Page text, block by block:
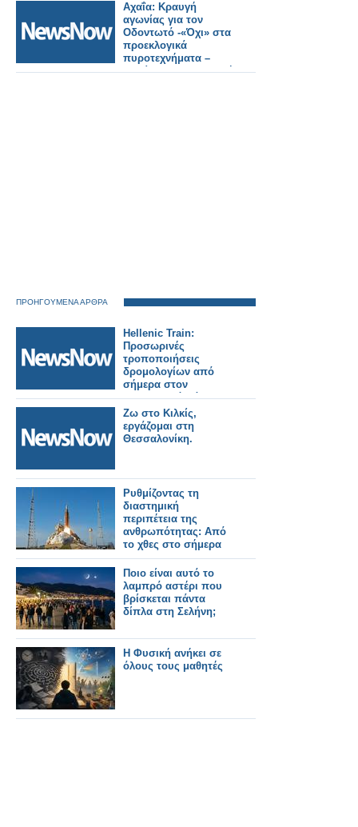
Αχαΐα: Κραυγή
αγωνίας για τον
Οδοντωτό -«Όχι» στα
προεκλογικά
πυροτεχνήματα –
Απαίτηση για ασφαλή
ΠΡΟΗΓΟΥΜΕΝΑ ΑΡΘΡΑ
Hellenic Train:
Προσωρινές
τροποποιήσεις
δρομολογίων από
σήμερα στον
Προαστιακό Πάτρας
λόγω εργασιών
υποδομής.
Ζω στο Κιλκίς,
εργάζομαι στη
Θεσσαλονίκη.
Ρυθμίζοντας τη
διαστημική
περιπέτεια της
ανθρωπότητας: Από
το χθες στο σήμερα
Ποιο είναι αυτό το
λαμπρό αστέρι που
βρίσκεται πάντα
δίπλα στη Σελήνη;
Η Φυσική ανήκει σε
όλους τους μαθητές